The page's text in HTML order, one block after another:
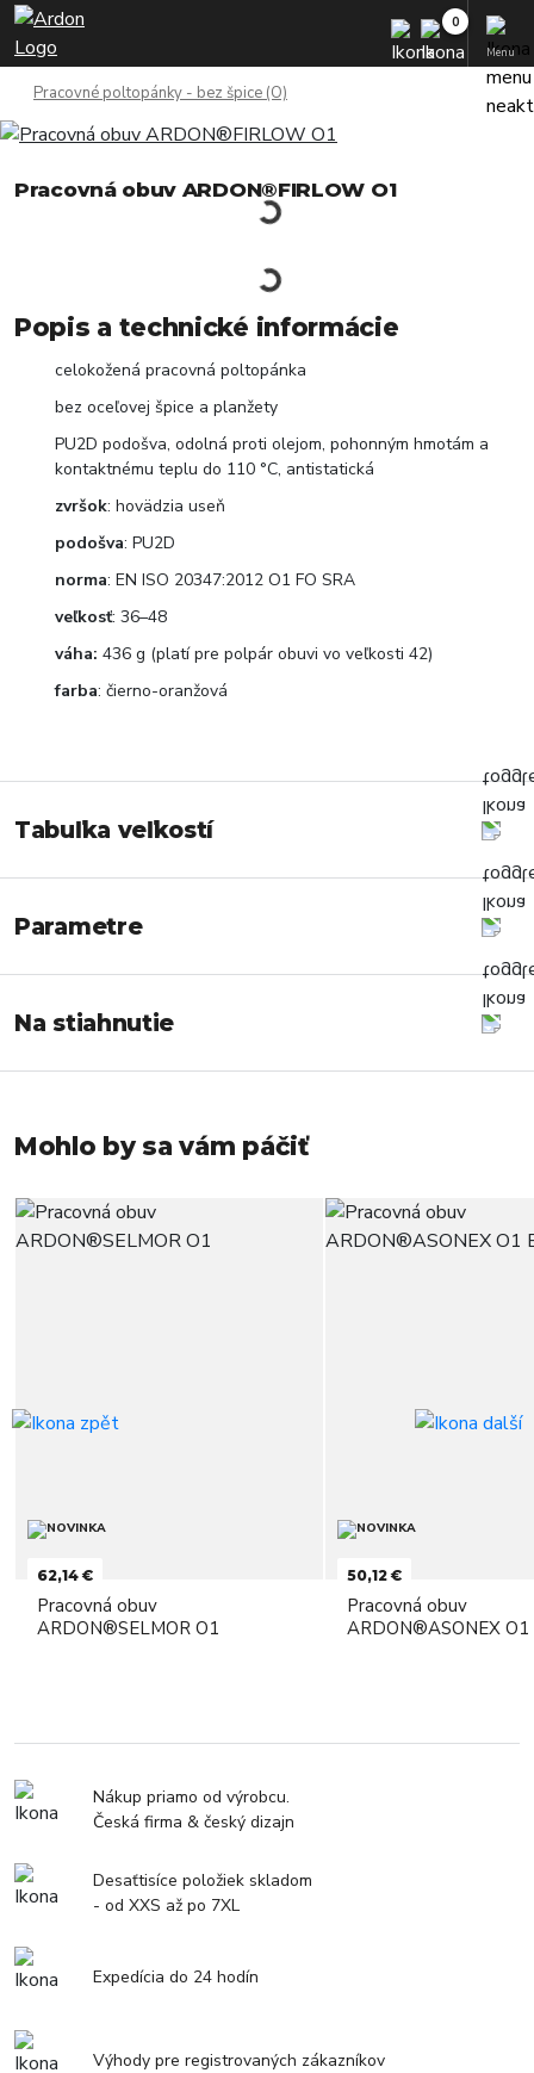
Menu
Pracovné poltopánky - bez špice (O)
Pracovná obuv ARDON®FIRLOW O1
Popis a technické informácie
celokožená pracovná poltopánka
bez oceľovej špice a planžety
PU2D podošva, odolná proti olejom, pohonným hmotám a
kontaktnému teplu do 110 °C, antistatická
zvršok: hovädzia useň
podošva: PU2D
norma: EN ISO 20347:2012 O1 FO SRA
veľkosť: 36–48
váha: 436 g (platí pre polpár obuvi vo veľkosti 42)
farba: čierno-oranžová
Tabuľka veľkostí
Parametre
Na stiahnutie
Mohlo by sa vám páčiť
62,14 €
Pracovná obuv
ARDON®SELMOR O1
50,12 €
Pracovná obuv
ARDON®ASONEX O1
Nákup priamo od výrobcu.
Česká firma & český dizajn
Desaťtisíce položiek skladom
- od XXS až po 7XL
Expedícia do 24 hodín
Výhody pre registrovaných zákazníkov